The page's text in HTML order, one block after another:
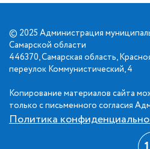
© 2025 Администрация
Самарской области
446370, Самарская область,
переулок Коммунистический, 4
Копирование материалов сайта
только с письменного согласия
Политика